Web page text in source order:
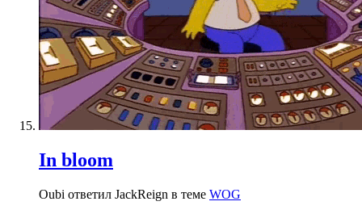
In bloom
Oubi ответил JackReign в теме WOG